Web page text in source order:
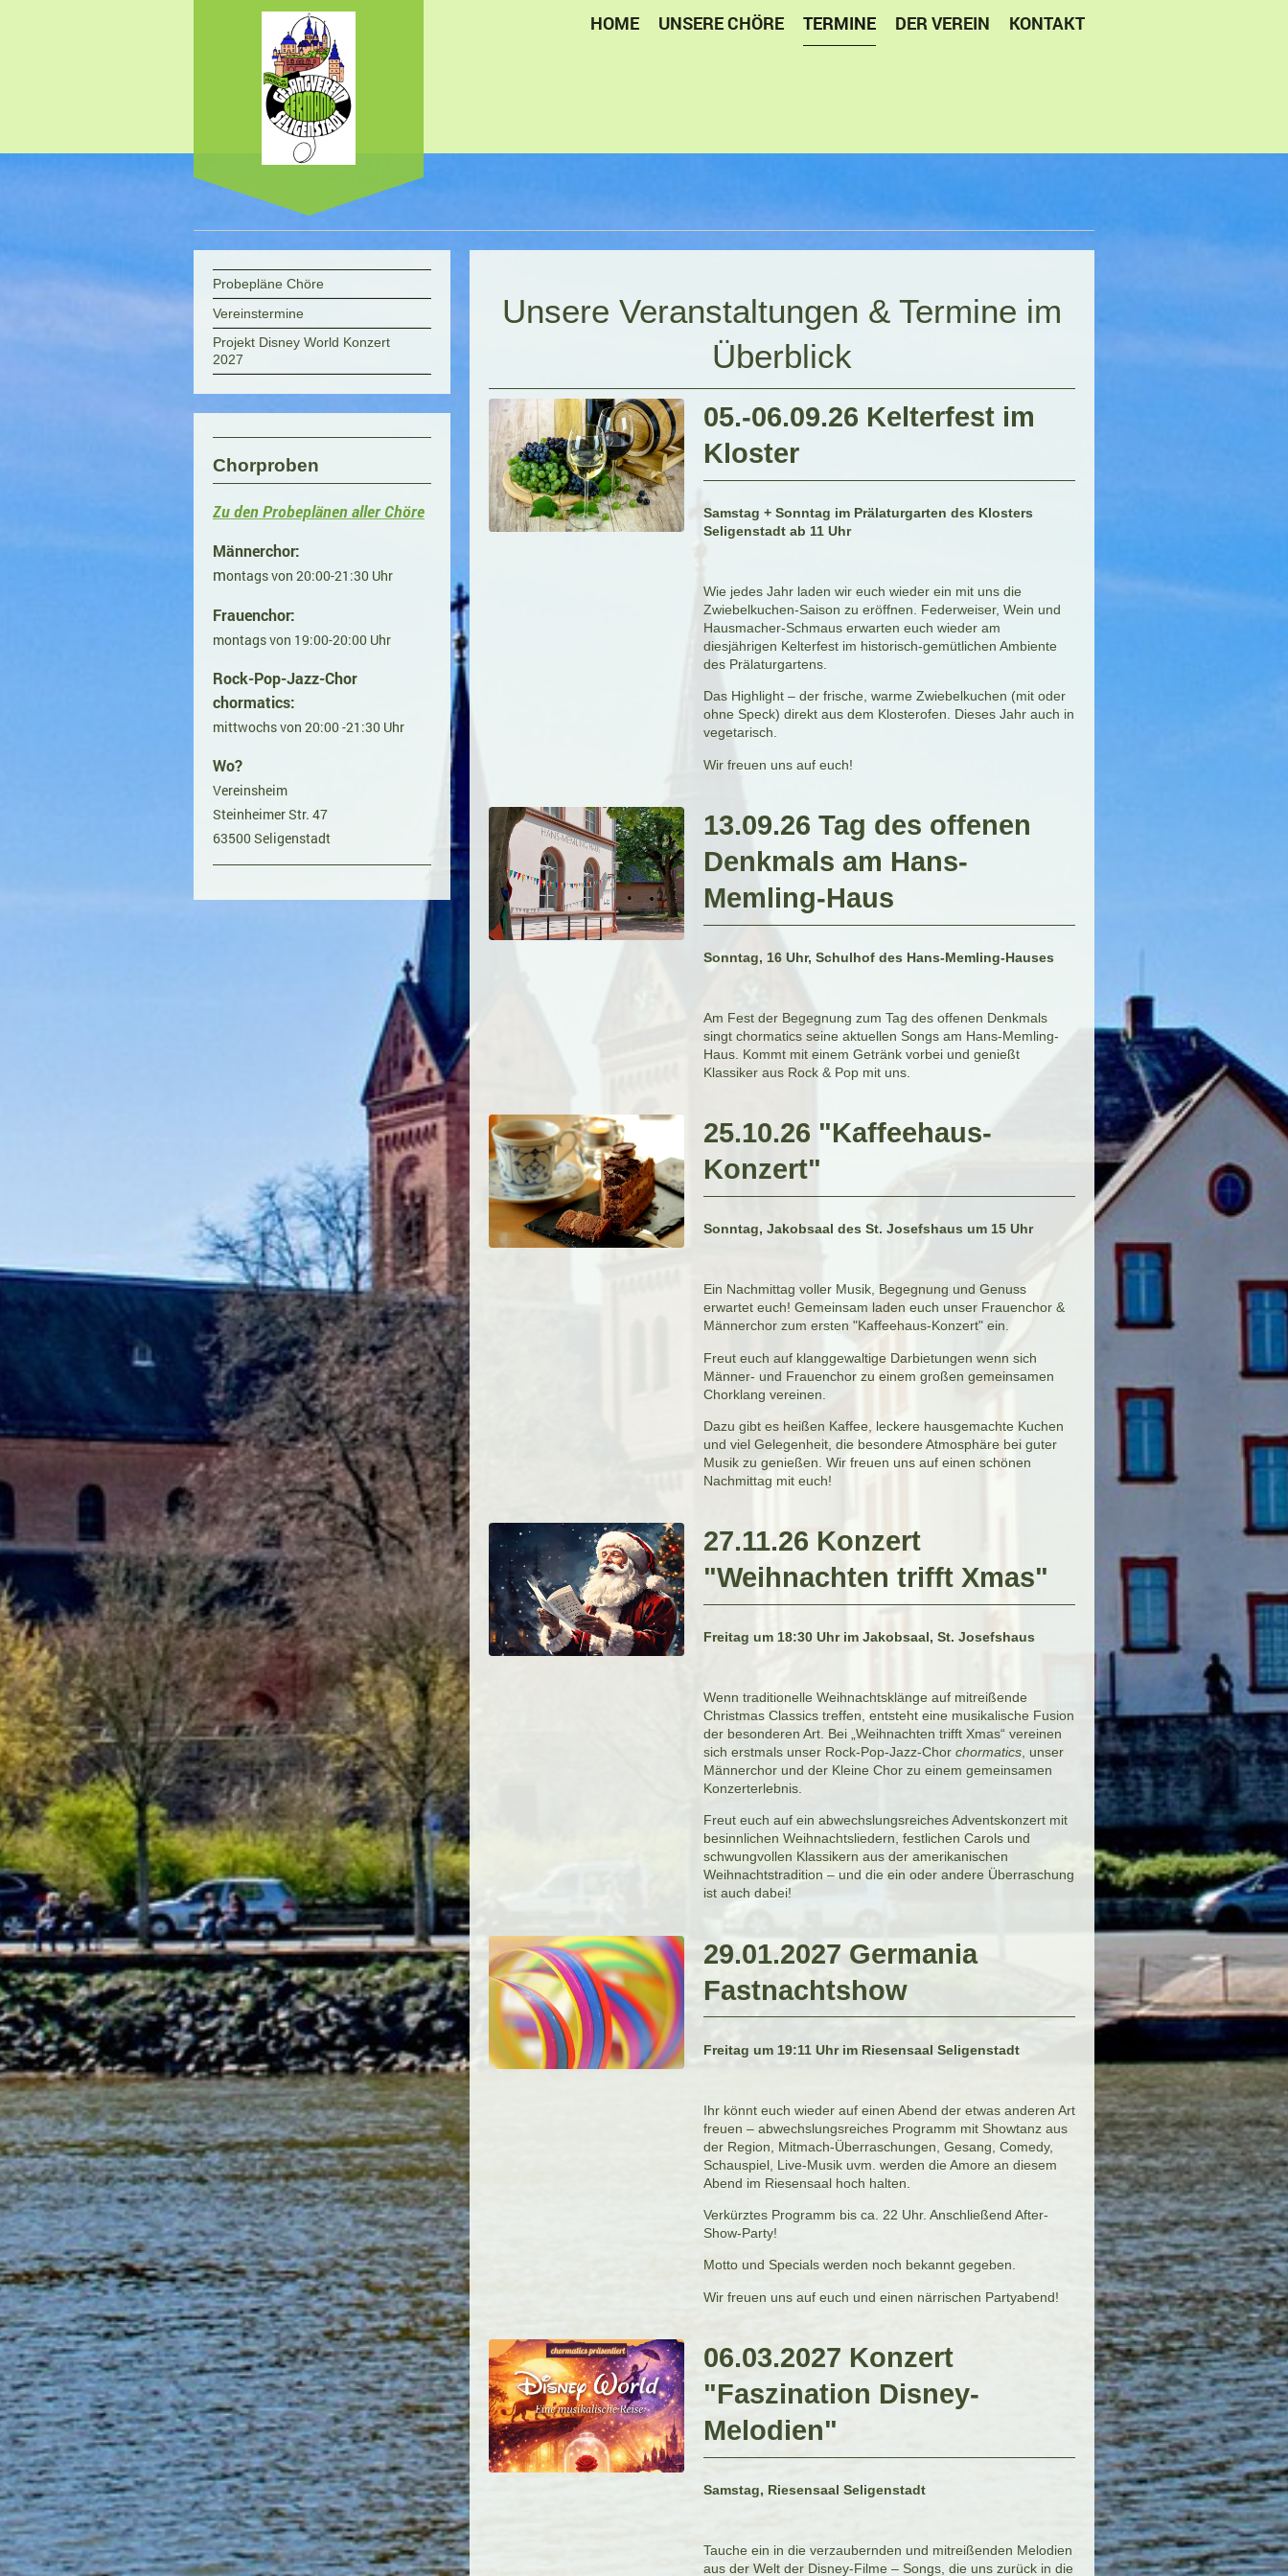
HOME UNSERE CHÖRE TERMINE DER VEREIN KONTAKT
Unsere Veranstaltungen & Termine im
Überblick
05.-06.09.26 Kelterfest im
Kloster
Samstag + Sonntag im Prälaturgarten des Klosters
Seligenstadt ab 11 Uhr
Wie jedes Jahr laden wir euch wieder ein mit uns die
Zwiebelkuchen-Saison zu eröffnen. Federweiser, Wein und
Hausmacher-Schmaus erwarten euch wieder am
diesjährigen Kelterfest im historisch-gemütlichen Ambiente
des Prälaturgartens.
Das Highlight – der frische, warme Zwiebelkuchen (mit oder
ohne Speck) direkt aus dem Klosterofen. Dieses Jahr auch in
vegetarisch.
Wir freuen uns auf euch!
13.09.26 Tag des offenen
Denkmals am Hans-
Memling-Haus
Sonntag, 16 Uhr, Schulhof des Hans-Memling-Hauses
Am Fest der Begegnung zum Tag des offenen Denkmals
singt chormatics seine aktuellen Songs am Hans-Memling-
Haus. Kommt mit einem Getränk vorbei und genießt
Klassiker aus Rock & Pop mit uns.
25.10.26 "Kaffeehaus-
Konzert"
Sonntag, Jakobsaal des St. Josefshaus um 15 Uhr
Ein Nachmittag voller Musik, Begegnung und Genuss
erwartet euch! Gemeinsam laden euch unser Frauenchor &
Männerchor zum ersten "Kaffeehaus-Konzert" ein.
Freut euch auf klanggewaltige Darbietungen wenn sich
Männer- und Frauenchor zu einem großen gemeinsamen
Chorklang vereinen.
Dazu gibt es heißen Kaffee, leckere hausgemachte Kuchen
und viel Gelegenheit, die besondere Atmosphäre bei guter
Musik zu genießen. Wir freuen uns auf einen schönen
Nachmittag mit euch!
27.11.26 Konzert
"Weihnachten trifft Xmas"
Freitag um 18:30 Uhr im Jakobsaal, St. Josefshaus
Wenn traditionelle Weihnachtsklänge auf mitreißende
Christmas Classics treffen, entsteht eine musikalische Fusion
der besonderen Art. Bei „Weihnachten trifft Xmas“ vereinen
sich erstmals unser Rock-Pop-Jazz-Chor chormatics, unser
Männerchor und der Kleine Chor zu einem gemeinsamen
Konzerterlebnis.
Freut euch auf ein abwechslungsreiches Adventskonzert mit
besinnlichen Weihnachtsliedern, festlichen Carols und
schwungvollen Klassikern aus der amerikanischen
Weihnachtstradition – und die ein oder andere Überraschung
ist auch dabei!
29.01.2027 Germania
Fastnachtshow
Freitag um 19:11 Uhr im Riesensaal Seligenstadt
Ihr könnt euch wieder auf einen Abend der etwas anderen Art
freuen – abwechslungsreiches Programm mit Showtanz aus
der Region, Mitmach-Überraschungen, Gesang, Comedy,
Schauspiel, Live-Musik uvm. werden die Amore an diesem
Abend im Riesensaal hoch halten.
Verkürztes Programm bis ca. 22 Uhr. Anschließend After-
Show-Party!
Motto und Specials werden noch bekannt gegeben.
Wir freuen uns auf euch und einen närrischen Partyabend!
06.03.2027 Konzert
"Faszination Disney-
Melodien"
Samstag, Riesensaal Seligenstadt
Tauche ein in die verzaubernden und mitreißenden Melodien
aus der Welt der Disney-Filme – Songs, die uns zurück in die
Probepläne Chöre
Vereinstermine
Projekt Disney World Konzert
2027
Chorproben
Zu den Probeplänen aller Chöre
Männerchor:
montags von 20:00-21:30 Uhr
Frauenchor:
montags von 19:00-20:00 Uhr
Rock-Pop-Jazz-Chor
chormatics:
mittwochs von 20:00 -21:30 Uhr
Wo?
Vereinsheim
Steinheimer Str. 47
63500 Seligenstadt